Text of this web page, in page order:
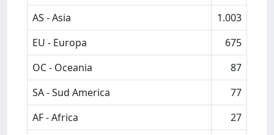
AS - Asia
1.003
EU - Europa
675
OC - Oceania
87
SA - Sud America
77
AF - Africa
27